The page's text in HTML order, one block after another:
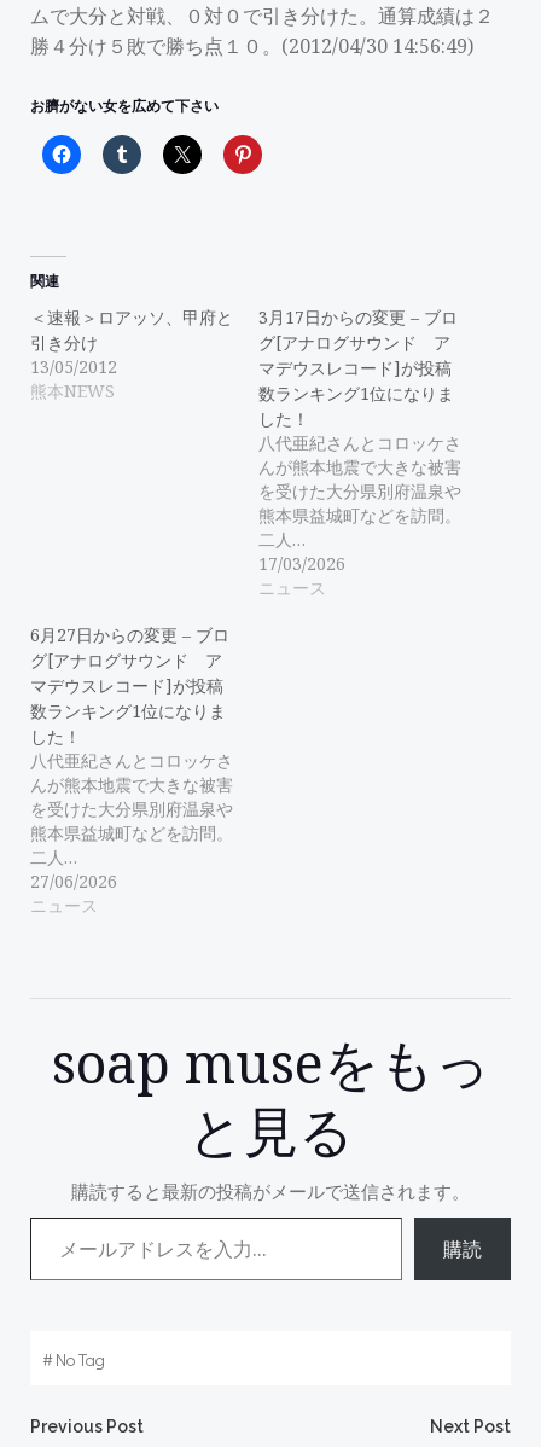
ムで大分と対戦、０対０で引き分けた。通算成績は２
勝４分け５敗で勝ち点１０。(2012/04/30 14:56:49)
お臍がない女を広めて下さい
関連
＜速報＞ロアッソ、甲府と
引き分け
13/05/2012
熊本NEWS
3月17日からの変更 – ブロ
グ[アナログサウンド ア
マデウスレコード]が投稿
数ランキング1位になりま
した！
八代亜紀さんとコロッケさ
んが熊本地震で大きな被害
を受けた大分県別府温泉や
熊本県益城町などを訪問。
二人…
17/03/2026
ニュース
6月27日からの変更 – ブロ
グ[アナログサウンド ア
マデウスレコード]が投稿
数ランキング1位になりま
した！
八代亜紀さんとコロッケさ
んが熊本地震で大きな被害
を受けた大分県別府温泉や
熊本県益城町などを訪問。
二人…
27/06/2026
ニュース
soap museをもっ
と見る
購読すると最新の投稿がメールで送信されます。
メールアドレスを入力...
購読
#No Tag
Previous Post Next Post